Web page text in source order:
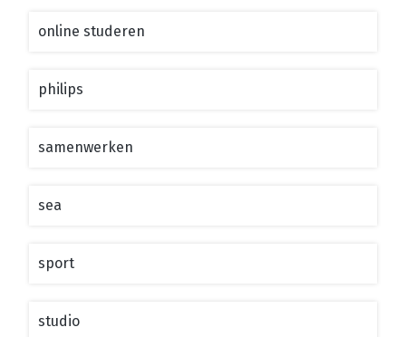
online studeren
philips
samenwerken
sea
sport
studio